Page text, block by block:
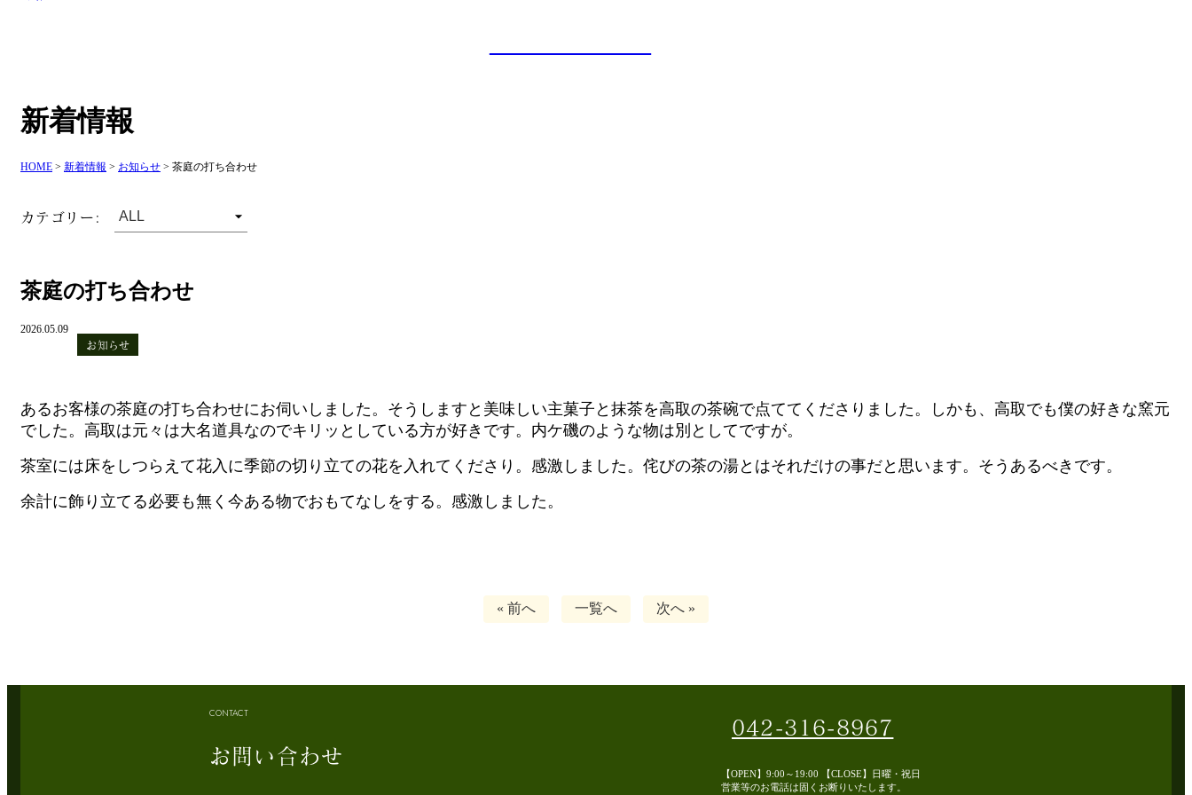
新着情報
HOME > 新着情報 > お知らせ > 茶庭の打ち合わせ
カテゴリー:
茶庭の打ち合わせ
2026.05.09
お知らせ
あるお客様の茶庭の打ち合わせにお伺いしました。そうしますと美味しい主菓子と抹茶を高取の茶碗で点ててくださりました。しかも、高取でも僕の好きな窯元
でした。高取は元々は大名道具なのでキリッとしている方が好きです。内ケ磯のような物は別としてですが。
茶室には床をしつらえて花入に季節の切り立ての花を入れてくださり。感激しました。侘びの茶の湯とはそれだけの事だと思います。そうあるべきです。
余計に飾り立てる必要も無く今ある物でおもてなしをする。感激しました。
« 前へ 一覧へ 次へ »
CONTACT
お問い合わせ
042-316-8967
【OPEN】9:00～19:00 【CLOSE】日曜・祝日
営業等のお電話は固くお断りいたします。